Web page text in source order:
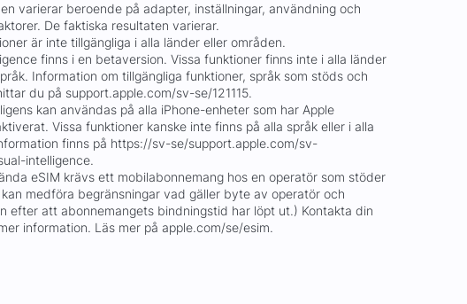
varierar beroende på adapter, inställningar, användning och
De faktiska resultaten varierar.
är inte tillgängliga i alla länder eller områden.
finns i en betaversion. Vissa funktioner finns inte i alla länder
Information om tillgängliga funktioner, språk som stöds och
du på support.apple.com/sv-se/121115.
kan användas på alla iPhone-enheter som har Apple
Vissa funktioner kanske inte finns på alla språk eller i alla
finns på https://sv-se/support.apple.com/sv-
intelligence.
eSIM krävs ett mobilabonnemang hos en operatör som stöder
medföra begränsningar vad gäller byte av operatör och
efter att abonnemangets bindningstid har löpt ut.) Kontakta din
information. Läs mer på apple.com/se/esim.